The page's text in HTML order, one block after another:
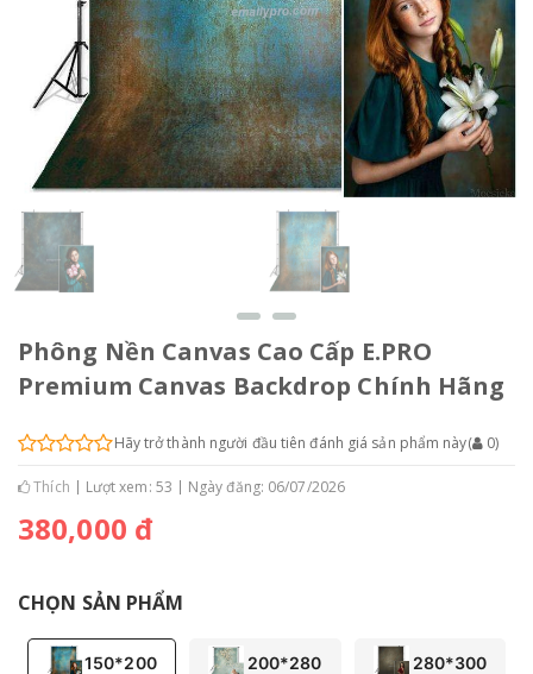
Phông Nền Canvas Cao Cấp E.PRO
Premium Canvas Backdrop Chính Hãng
Hãy trở thành người đầu tiên đánh giá sản phẩm này( 0)
Thích Lượt xem: 53 Ngày đăng: 06/07/2026
380,000 đ
CHỌN SẢN PHẨM
150*200 200*280 280*300